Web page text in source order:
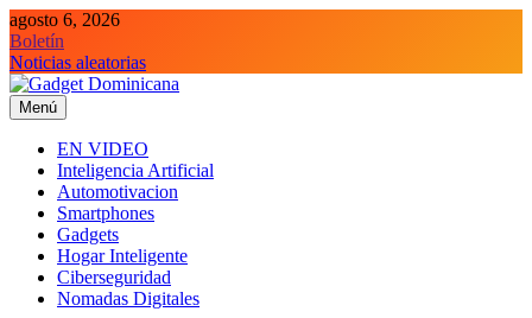
Saltar
al
contenido
agosto 6, 2026
Boletín
Noticias aleatorias
Gadget Dominicana
Gadgets y Tecnología de consumo
Menú
EN VIDEO
Inteligencia Artificial
Automotivacion
Smartphones
Gadgets
Hogar Inteligente
Ciberseguridad
Nomadas Digitales